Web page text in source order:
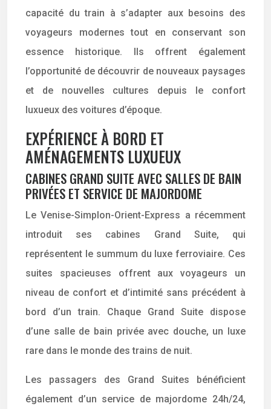
capacité du train à s’adapter aux besoins des
voyageurs modernes tout en conservant son
essence historique. Ils offrent également
l’opportunité de découvrir de nouveaux paysages
et de nouvelles cultures depuis le confort
luxueux des voitures d’époque.
EXPÉRIENCE À BORD ET
AMÉNAGEMENTS LUXUEUX
CABINES GRAND SUITE AVEC SALLES DE BAIN
PRIVÉES ET SERVICE DE MAJORDOME
Le Venise-Simplon-Orient-Express a récemment
introduit ses cabines Grand Suite, qui
représentent le summum du luxe ferroviaire. Ces
suites spacieuses offrent aux voyageurs un
niveau de confort et d’intimité sans précédent à
bord d’un train. Chaque Grand Suite dispose
d’une salle de bain privée avec douche, un luxe
rare dans le monde des trains de nuit.
Les passagers des Grand Suites bénéficient
également d’un service de majordome 24h/24,